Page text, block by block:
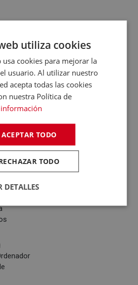
de tinta
utiliza cookies
usa cookies para mejorar la
usuario. Al utilizar nuestro
acepta todas las cookies
nuestra Política de
ACEPTAR TODO
TODO
DETALLES